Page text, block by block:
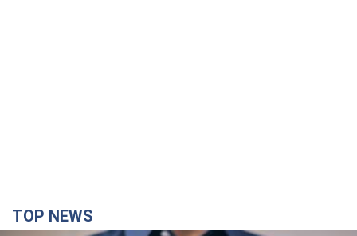
TOP NEWS